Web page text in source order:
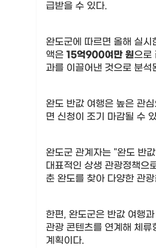
급받을 수 있다.
완도군에 따르면 올해 실시
액은 15억900여만 원으로
과를 이끌어낸 것으로 분석
완도 반값 여행은 높은 관
면 신청이 조기 마감될 수
완도군 관계자는 "완도 반
대표적인 상생 관광정책으
춘 완도를 찾아 다양한 관
한편, 완도군은 반값 여행
관광 콘텐츠를 연계해 체
계획이다.